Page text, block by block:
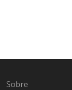
Sobre